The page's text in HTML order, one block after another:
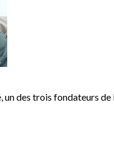
un des trois fondateurs